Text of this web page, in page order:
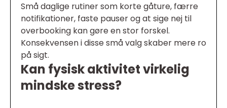
Små daglige rutiner som korte gåture, færre
notifikationer, faste pauser og at sige nej til
overbooking kan gøre en stor forskel.
Konsekvensen i disse små valg skaber mere ro
på sigt.
Kan fysisk aktivitet virkelig
mindske stress?